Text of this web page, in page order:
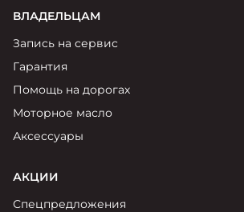
ВЛАДЕЛЬЦАМ
Запись на сервис
Гарантия
Помощь на дорогах
Моторное масло
Аксессуары
АКЦИИ
Спецпредложения